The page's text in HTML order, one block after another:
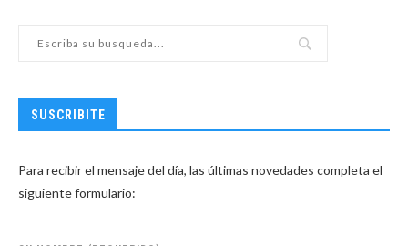
SUSCRIBITE
Para recibir el mensaje del día, las últimas novedades completa el
siguiente formulario: